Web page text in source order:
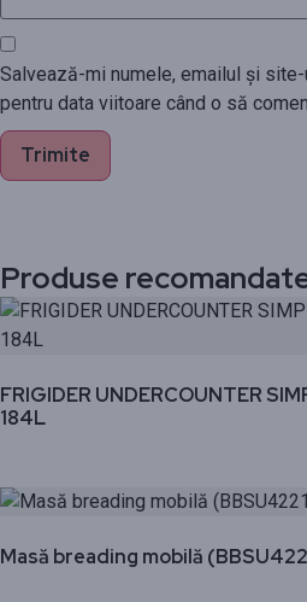
Salvează-mi numele, emailul și
pentru data viitoare când o să
Produse
FRIGIDER UNDERCOUNTER
184L
Masă breading mobilă